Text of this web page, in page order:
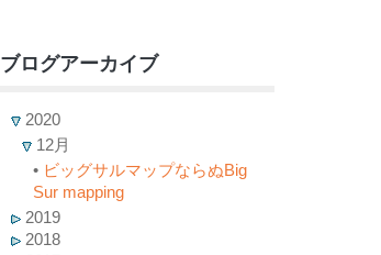
ブログアーカイブ
2020
12月
• ビッグサルマップならぬBig
Sur mapping
2019
2018